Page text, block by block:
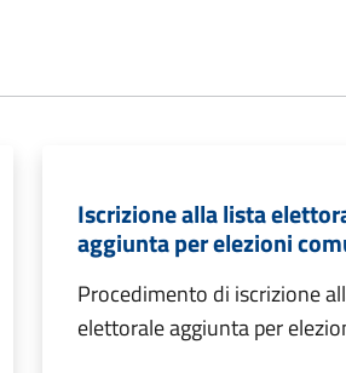
Iscrizione alla lista
aggiunta per elezioni
Procedimento di iscrizione
elettorale aggiunta per